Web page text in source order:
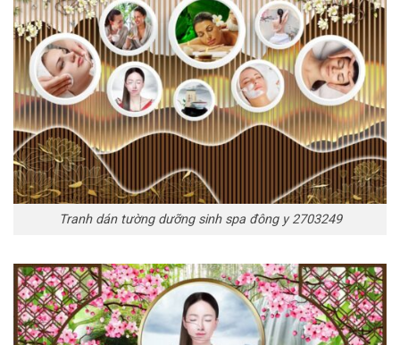
Tranh dán tường dưỡng sinh spa đông y 2703249